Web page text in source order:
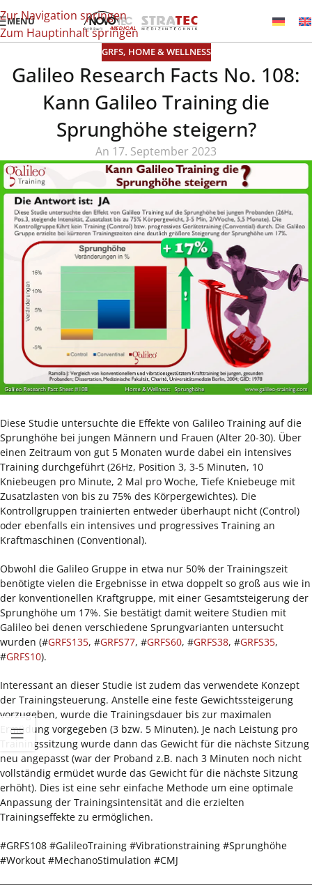
Zur Navigation springen
Zum Hauptinhalt springen
MENÜ
GRFS, HOME & WELLNESS
Galileo Research Facts No. 108:
Kann Galileo Training die
Sprunghöhe steigern?
An 17. September 2023
Diese Studie untersuchte die Effekte von Galileo Training auf die
Sprunghöhe bei jungen Männern und Frauen (Alter 20-30). Über
einen Zeitraum von gut 5 Monaten wurde dabei ein intensives
Training durchgeführt (26Hz, Position 3, 3-5 Minuten, 10
Kniebeugen pro Minute, 2 Mal pro Woche, Tiefe Kniebeuge mit
Zusatzlasten von bis zu 75% des Körpergewichtes). Die
Kontrollgruppen trainierten entweder überhaupt nicht (Control)
oder ebenfalls ein intensives und progressives Training an
Kraftmaschinen (Conventional).
Obwohl die Galileo Gruppe in etwa nur 50% der Trainingszeit
benötigte vielen die Ergebnisse in etwa doppelt so groß aus wie in
der konventionellen Kraftgruppe, mit einer Gesamtsteigerung der
Sprunghöhe um 17%. Sie bestätigt damit weitere Studien mit
Galileo bei denen verschiedene Sprungvarianten untersucht
wurden (#GRFS135, #GRFS77, #GRFS60, #GRFS38, #GRFS35,
#GRFS10).
Interessant an dieser Studie ist zudem das verwendete Konzept
der Trainingsteuerung. Anstelle eine feste Gewichtssteigerung
vorzugeben, wurde die Trainingsdauer bis zur maximalen
Ermüdung vorgegeben (3 bzw. 5 Minuten). Je nach Leistung pro
Trainingssitzung wurde dann das Gewicht für die nächste Sitzung
neu angepasst (war der Proband z.B. nach 3 Minuten noch nicht
vollständig ermüdet wurde das Gewicht für die nächste Sitzung
erhöht). Dies ist eine sehr einfache Methode um eine optimale
Anpassung der Trainingsintensität and die erzielten
Trainingseffekte zu ermöglichen.
#GRFS108 #GalileoTraining #Vibrationstraining #Sprunghöhe
#Workout #MechanoStimulation #CMJ